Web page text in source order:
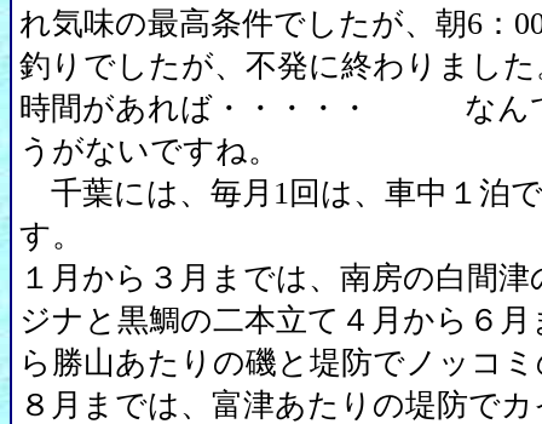
れ気味の最高条件でしたが、朝6：
釣りでしたが、不発に終わりまし
時間があれば・・・・・ なん
うがないですね。
千葉には、毎月1回は、車中１泊
す。
１月から３月までは、南房の白間
ジナと黒鯛の二本立て４月から６
ら勝山あたりの磯と堤防でノッコ
８月までは、富津あたりの堤防で